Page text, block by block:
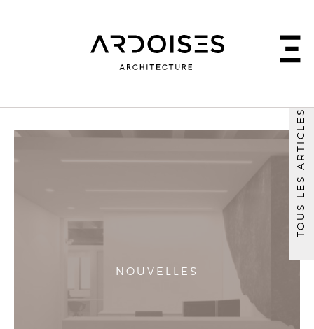
NOUVELLES
TOUS LES ARTICLES